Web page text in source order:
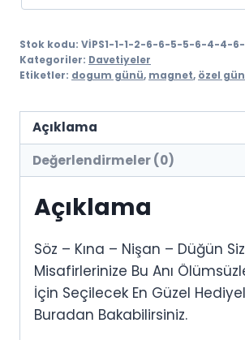
Stok kodu: VİPS1-1-1-2-6-6-5-5-6-4-4-6-
Kategoriler: Davetiyeler
Etiketler: dogum günü, magnet, özel gün
Açıklama
Değerlendirmeler (0)
Açıklama
Söz – Kına – Nişan – Düğün
Misafirlerinize Bu Anı
İçin Seçilecek En Güzel
Buradan Bakabilirsiniz.